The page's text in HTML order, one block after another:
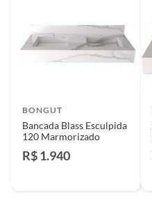
BONGUT
Bancada Blass Esculpida
120 Marmorizado
R$ 1.940